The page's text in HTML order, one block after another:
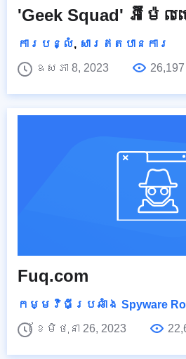
'Geek Squad' អ៊ីម៉ែ
ការបន្លំ, សារឥតបានការ
ឧសភា 8, 2023
26,197
Fuq.com
កម្មវិធីប្រឆាំង Spyware
ខែមិថុនា 26, 2023